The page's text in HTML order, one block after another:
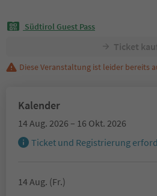
Südtirol Guest Pass
Ticket
Diese Veranstaltung ist leider bereits
Kalender
14 Aug. 2026 – 16 Okt. 2026
Ticket und Registrierung
14 Aug. (Fr.)